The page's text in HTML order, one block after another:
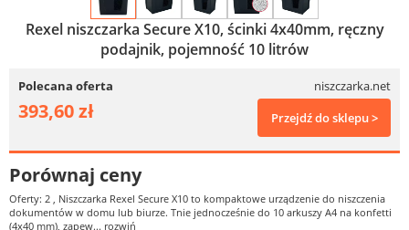
Rexel niszczarka Secure X10, ścinki 4x40mm, ręczny
podajnik, pojemność 10 litrów
Polecana oferta niszczarka.net
393,60 zł Przejdź do sklepu >
Porównaj ceny
Oferty: 2 , Niszczarka Rexel Secure X10 to kompaktowe urządzenie do niszczenia
dokumentów w domu lub biurze. Tnie jednocześnie do 10 arkuszy A4 na konfetti
(4x40 mm), zapew... rozwiń